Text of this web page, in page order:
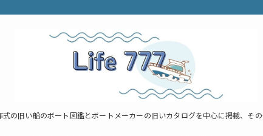
の旧い船のボート図鑑とボートメーカーの旧いカタログを中心に掲載、そ